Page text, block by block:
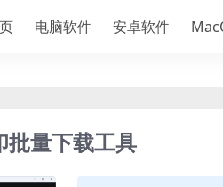
电脑软件 安卓软件
批量下载工具